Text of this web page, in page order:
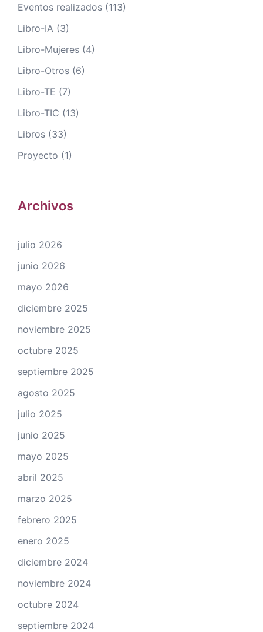
Eventos realizados (113)
Libro-IA (3)
Libro-Mujeres (4)
Libro-Otros (6)
Libro-TE (7)
Libro-TIC (13)
Libros (33)
Proyecto (1)
Archivos
julio 2026
junio 2026
mayo 2026
diciembre 2025
noviembre 2025
octubre 2025
septiembre 2025
agosto 2025
julio 2025
junio 2025
mayo 2025
abril 2025
marzo 2025
febrero 2025
enero 2025
diciembre 2024
noviembre 2024
octubre 2024
septiembre 2024